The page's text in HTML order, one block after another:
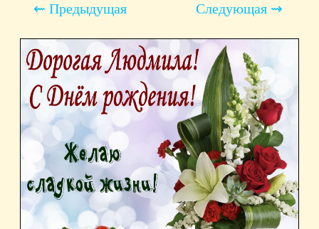
⇜ Предыдущая Следующая ⇝